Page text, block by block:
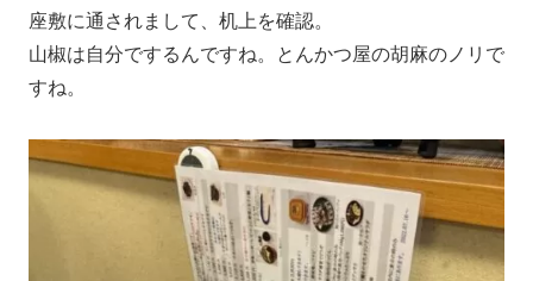
座敷に通されまして、机上を確認。
山椒は自分でするんですね。とんかつ屋の胡麻のノリで
すね。